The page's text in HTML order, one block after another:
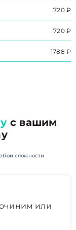
720 ₽
720 ₽
1788 ₽
с вашим
сложности
или